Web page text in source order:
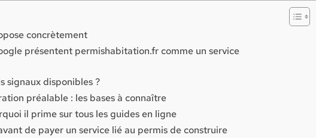
concrètement
présentent permishabitation.fr comme un service
signaux disponibles ?
préalable : les bases à connaître
il prime sur tous les guides en ligne
de payer un service lié au permis de construire